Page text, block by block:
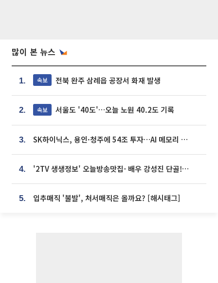
많이 본 뉴스
1. 속보 전북 완주 삼례읍 공장서 화재 발생
2. 속보 서울도 '40도'…오늘 노원 40.2도 기록
3. SK하이닉스, 용인·청주에 54조 투자…AI 메모리 생산기지 키운다
4. '2TV 생생정보' 오늘방송맛집- 배우 강성진 단골! 쌀국수ㆍ푸팟퐁 커리 맛집 '블○○○'
5. 입추매직 '불발', 처서매직은 올까요? [해시태그]